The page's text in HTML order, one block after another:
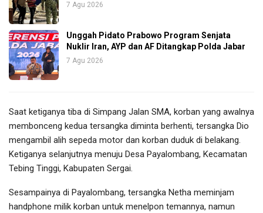
7 Agu 2026
Unggah Pidato Prabowo Program Senjata
Nuklir Iran, AYP dan AF Ditangkap Polda Jabar
7 Agu 2026
Saat ketiganya tiba di Simpang Jalan SMA, korban yang awalnya
membonceng kedua tersangka diminta berhenti, tersangka Dio
mengambil alih sepeda motor dan korban duduk di belakang.
Ketiganya selanjutnya menuju Desa Payalombang, Kecamatan
Tebing Tinggi, Kabupaten Sergai.
Sesampainya di Payalombang, tersangka Netha meminjam
handphone milik korban untuk menelpon temannya, namun